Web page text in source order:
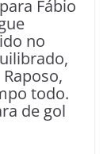
Fábio
no
todo.
de gol